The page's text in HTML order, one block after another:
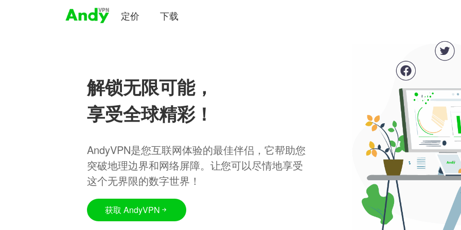
定价 下载
解锁无限可能，
享受全球精彩！
AndyVPN是您互联网体验的最佳伴侣，它帮助您
突破地理边界和网络屏障。让您可以尽情地享受
这个无界限的数字世界！
获取 AndyVPN